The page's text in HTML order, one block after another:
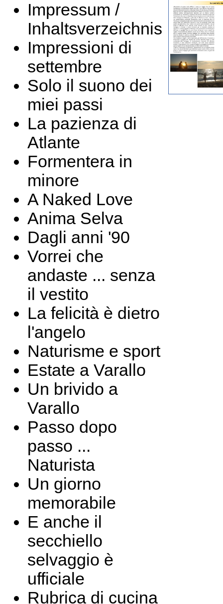
Impressum /
Inhaltsverzeichnis
Impressioni di
settembre
Solo il suono dei
miei passi
La pazienza di
Atlante
Formentera in
minore
A Naked Love
Anima Selva
Dagli anni '90
Vorrei che
andaste ... senza
il vestito
La felicità è dietro
l'angelo
Naturisme e sport
Estate a Varallo
Un brivido a
Varallo
Passo dopo
passo ...
Naturista
Un giorno
memorabile
E anche il
secchiello
selvaggio è
ufficiale
Rubrica di cucina